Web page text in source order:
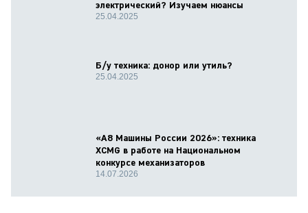
электрический? Изучаем нюансы
25.04.2025
Б/у техника: донор или утиль?
25.04.2025
«А8 Машины России 2026»: техника
XCMG в работе на Национальном
конкурсе механизаторов
14.07.2026